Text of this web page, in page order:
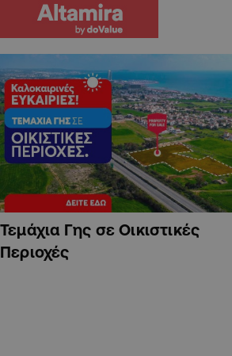
Τεμάχια Γης σε Οικιστικές
Περιοχές